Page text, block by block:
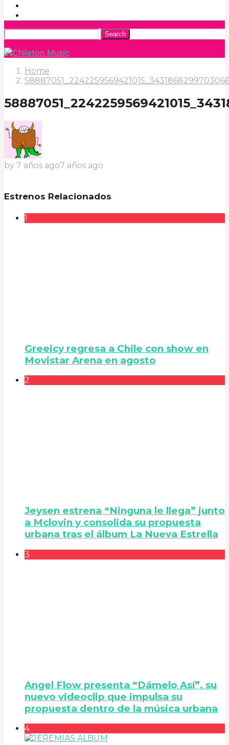
Search
Home
by 7 años ago7 años ago
Estrenos Relacionados
1
Greeicy regresa a Chile con show en
Movistar Arena en agosto
2
Jeysen estrena “Ninguna le llega” junto
a Mclovin y consolida su propuesta
urbana tras el álbum La Nueva Estrella
3
Angel Flow presenta “Dámelo Así”, su
nuevo videoclip que impulsa su
propuesta dentro de la música urbana
4